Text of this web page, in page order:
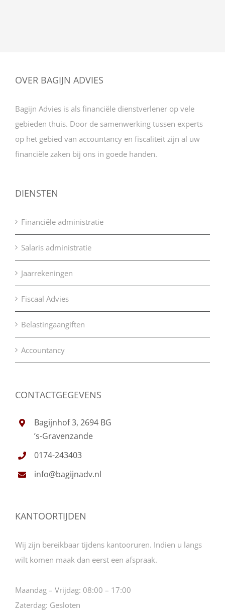
OVER BAGIJN ADVIES
Bagijn Advies is als financiële dienstverlener op vele
gebieden thuis. Door de samenwerking tussen experts
op het gebied van accountancy en fiscaliteit zijn al uw
financiële zaken bij ons in goede handen.
DIENSTEN
Financiële administratie
Salaris administratie
Jaarrekeningen
Fiscaal Advies
Belastingaangiften
Accountancy
CONTACTGEGEVENS
Bagijnhof 3, 2694 BG
’s-Gravenzande
0174-243403
info@bagijnadv.nl
KANTOORTIJDEN
Wij zijn bereikbaar tijdens kantooruren. Indien u langs
wilt komen maak dan eerst een afspraak.
Maandag – Vrijdag: 08:00 – 17:00
Zaterdag: Gesloten